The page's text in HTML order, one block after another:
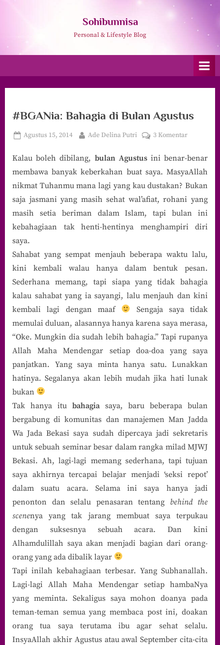
Sohibunnisa
Personal & Lifestyle Blog
#BGANia: Bahagia di Bulan Agustus
Posted
Agustus 15, 2014 By
Ade Delina Putri 3 Komentarpada
Bahagia
di
Agustus
Kalau boleh dibilang, bulan Agustusini benar-benar
membawa banyak keberkahan buat saya. MasyaAllah
nikmat Tuhanmu mana lagi yang kau dustakan? Bukan
saja jasmani yang masih sehat wal’afiat, rohani yang
masih setia beriman dalam Islam, tapi bulan ini
kebahagiaan tak henti-hentinya menghampiri diri
saya.
Sahabat yang sempat menjauh beberapa waktu lalu,
kini kembali walau hanya dalam bentuk pesan.
Sederhana memang, tapi siapa yang tidak bahagia
kalau sahabat yang ia sayangi, lalu menjauh dan kini
kembali lagi dengan maaf
Sengaja saya tidak
memulai duluan, alasannya hanya karena saya merasa,
“Oke. Mungkin dia sudah lebih bahagia.” Tapi rupanya
Allah Maha Mendengar setiap doa-doa yang saya
panjatkan. Yang saya minta hanya satu. Lunakkan
hatinya. Segalanya akan lebih mudah jika hati lunak
bukan
Tak hanya itu bahagia saya, baru beberapa bulan
bergabung di komunitas dan manajemen Man Jadda
Wa Jada Bekasi saya sudah dipercaya jadi sekretaris
untuk sebuah seminar besar dalam rangka milad MJWJ
Bekasi. Ah, lagi-lagi memang sederhana, tapi tujuan
saya akhirnya tercapai belajar menjadi ‘seksi repot’
dalam suatu acara. Selama ini saya hanya jadi
penonton dan selalu penasaran tentang behind the
scenenya yang tak jarang membuat saya terpukau
dengan suksesnya sebuah acara. Dan kini
Alhamdulillah saya akan menjadi bagian dari orang-
orang yang ada dibalik layar
Tapi inilah kebahagiaan terbesar. Yang Subhanallah.
Lagi-lagi Allah Maha Mendengar setiap hambaNya
yang meminta. Sekaligus saya mohon doanya pada
teman-teman semua yang membaca post ini, doakan
orang tua saya terutama ibu agar sehat selalu.
InsyaAllah akhir Agustus atau awal September cita-cita